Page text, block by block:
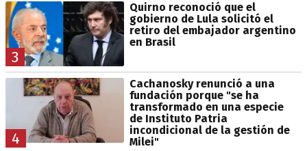
3
Quirno reconoció que el
gobierno de Lula solicitó el
retiro del embajador argentino
en Brasil
4
Cachanosky renunció a una
fundación porque "se ha
transformado en una especie
de Instituto Patria
incondicional de la gestión de
Milei"